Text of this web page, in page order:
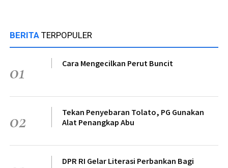
BERITA TERPOPULER
01 Cara Mengecilkan Perut Buncit
02
Tekan Penyebaran Tolato, PG Gunakan
Alat Penangkap Abu
DPR RI Gelar Literasi Perbankan Bagi